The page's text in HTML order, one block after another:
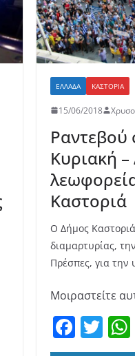
ΕΛΛΆΔΑ ΚΑΣΤΟΡΙΆ
15/06/2018
Ραντεβού
Κυριακή
Καστοριά
Ο Δήμος
διαμαρτυρίας,
Πρέσπες, για
Μοιραστείτε
F
a
T
w